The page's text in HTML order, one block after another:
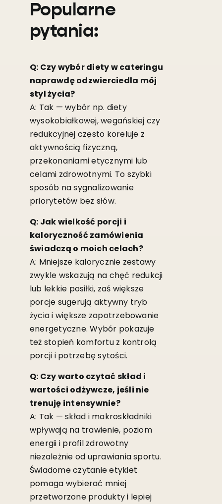
Popularne
pytania:
Q: Czy wybór diety w cateringu
naprawdę odzwierciedla mój
styl życia?
A: Tak — wybór np. diety
wysokobiałkowej, wegańskiej czy
redukcyjnej często koreluje z
aktywnością fizyczną,
przekonaniami etycznymi lub
celami zdrowotnymi. To szybki
sposób na sygnalizowanie
priorytetów bez słów.
Q: Jak wielkość porcji i
kaloryczność zamówienia
świadczą o moich celach?
A: Mniejsze kalorycznie zestawy
zwykle wskazują na chęć redukcji
lub lekkie posiłki, zaś większe
porcje sugerują aktywny tryb
życia i większe zapotrzebowanie
energetyczne. Wybór pokazuje
też stopień komfortu z kontrolą
porcji i potrzebę sytości.
Q: Czy warto czytać skład i
wartości odżywcze, jeśli nie
trenuję intensywnie?
A: Tak — skład i makroskładniki
wpływają na trawienie, poziom
energii i profil zdrowotny
niezależnie od uprawiania sportu.
Świadome czytanie etykiet
pomaga wybierać mniej
przetworzone produkty i lepiej